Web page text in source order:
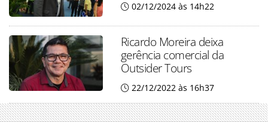
02/12/2024 às 14h22
Ricardo Moreira deixa
gerência comercial da
Outsider Tours
22/12/2022 às 16h37